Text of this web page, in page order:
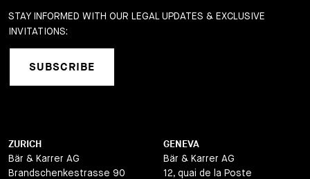
STAY INFORMED WITH OUR LEGAL UPDATES & EXCLUSIVE
INVITATIONS:
SUBSCRIBE
ZURICH
Bär & Karrer AG
Brandschenkestrasse 90
GENEVA
Bär & Karrer AG
12, quai de la Poste